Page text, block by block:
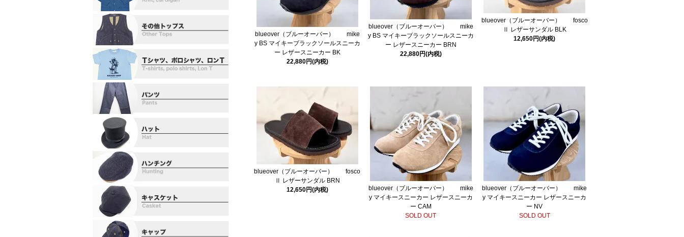
blueover（ブルーオーバー） mike
y BS マイキーブラックソールスニーカ
ー レザースニーカー BK
22,880円(内税)
blueover（ブルーオーバー） mike
y BS マイキーブラックソールスニーカ
ー レザースニーカー BRN
22,880円(内税)
blueover（ブルーオーバー） fosco
Ⅱ レザーサンダル BLK
12,650円(内税)
blueover（ブルーオーバー） fosco
Ⅱ レザーサンダル BRN
12,650円(内税)
blueover（ブルーオーバー） mike
y マイキースニーカー レザースニーカ
ー CAM
SOLD OUT
blueover（ブルーオーバー） mike
y マイキースニーカー レザースニーカ
ー NV
SOLD OUT